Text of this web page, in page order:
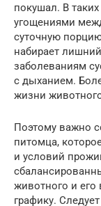
покушал. В
угощениями
суточную
набирает
заболеваниям
с дыханием.
жизни
Поэтому важно
питомца,
и условий
животного и его
графику.